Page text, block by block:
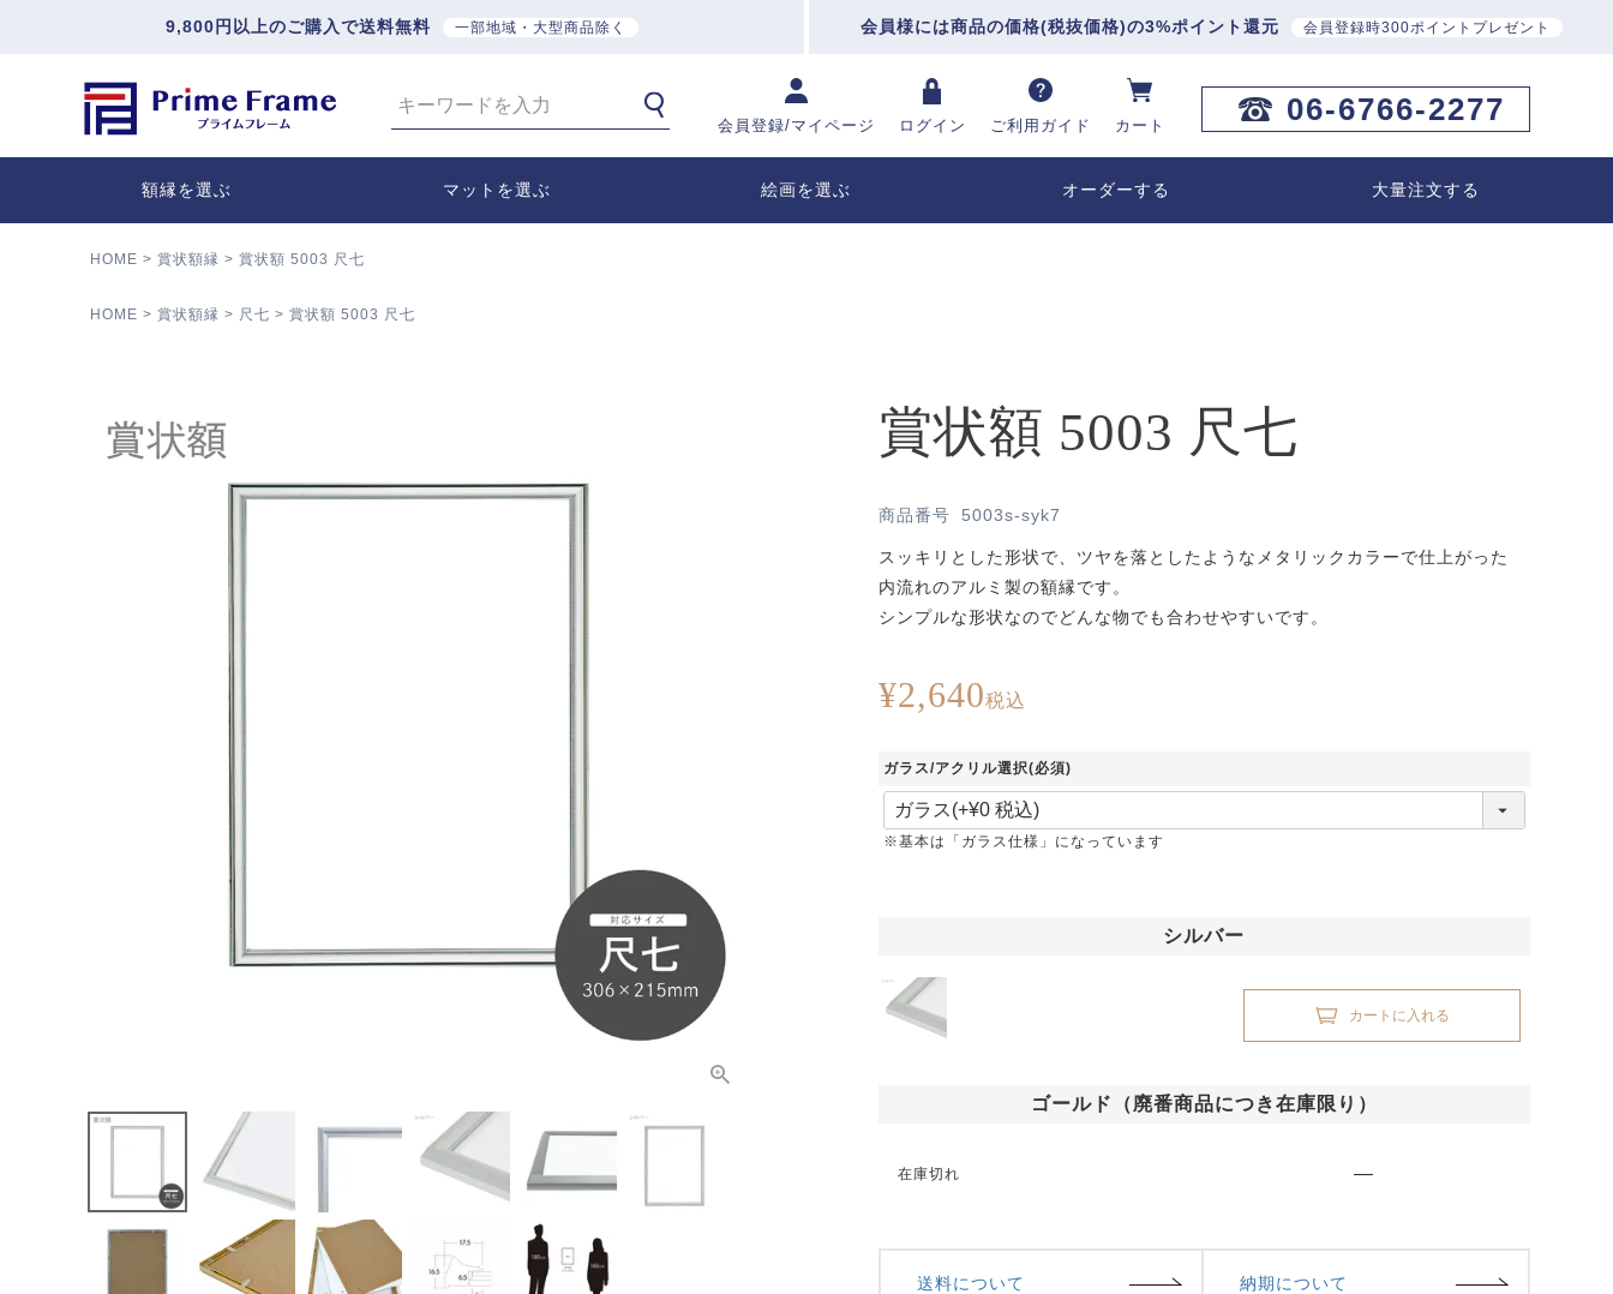
9,800円以上のご購入で送料無料 一部地域・大型商品除く 会員様には商品の価格(税抜価格)の3%ポイント還元 会員登録時300ポイントプレゼント
会員登録/マイページ ログイン ご利用ガイド カート 06-6766-2277
額縁を選ぶ マットを選ぶ 絵画を選ぶ オーダーする 大量注文する
HOME 賞状額縁 賞状額 5003 尺七
HOME 賞状額縁 尺七 賞状額 5003 尺七
賞状額 5003 尺七
商品番号 5003s-syk7
スッキリとした形状で、ツヤを落としたようなメタリックカラーで仕上がった
内流れのアルミ製の額縁です。
シンプルな形状なのでどんな物でも合わせやすいです。
¥2,640税込
ガラス/アクリル選択(必須)
※基本は「ガラス仕様」になっています
シルバー
カートに入れる
ゴールド（廃番商品につき在庫限り）
在庫切れ —
送料について 納期について